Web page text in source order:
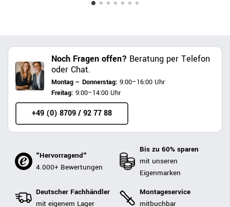
Noch Fragen offen? Beratung per Telefon
oder Chat.
Montag – Donnerstag: 9:00–16:00 Uhr
Freitag: 9:00–14:00 Uhr
+49 (0) 8709 / 92 77 88
"Hervorragend"
4.000+ Bewertungen
Bis zu 60% sparen
mit unseren
Eigenmarken
Deutscher Fachhändler
mit eigenem Lager
Montageservice
mitbuchbar